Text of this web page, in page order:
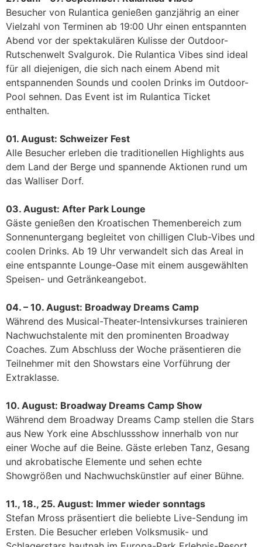
Besucher von Rulantica genießen ganzjährig an einer
Vielzahl von Terminen ab 19:00 Uhr einen entspannten
Abend vor der spektakulären Kulisse der Outdoor-
Rutschenwelt Svalgurok. Die Rulantica Vibes sind ideal
für all diejenigen, die sich nach einem Abend mit
entspannenden Sounds und coolen Drinks im Outdoor-
Pool sehnen. Das Event ist im Rulantica Ticket
enthalten.
01. August: Schweizer Fest
Alle Besucher erleben die traditionellen Highlights aus
dem Land der Berge und spannende Aktionen rund um
das Walliser Dorf.
03. August: After Park Lounge
Gäste genießen den Kroatischen Themenbereich zum
Sonnenuntergang begleitet von chilligen Club-Vibes und
coolen Drinks. Ab 19 Uhr verwandelt sich das Areal in
eine entspannte Lounge-Oase mit einem ausgewählten
Speisen- und Getränkeangebot.
04. – 10. August: Broadway Dreams Camp
Während des Musical-Theater-Intensivkurses trainieren
Nachwuchstalente mit den prominenten Broadway
Coaches. Zum Abschluss der Woche präsentieren die
Teilnehmer mit den Showstars eine Vorführung der
Extraklasse.
10. August: Broadway Dreams Camp Show
Während dem Broadway Dreams Camp stellen die Stars
aus New York eine Abschlussshow innerhalb von nur
einer Woche auf die Beine. Gäste erleben Tanz, Gesang
und akrobatische Elemente und sehen echte
Showgrößen und Nachwuchskünstler auf einer Bühne.
11., 18., 25. August: Immer wieder sonntags
Stefan Mross präsentiert die beliebte Live-Sendung im
Ersten. Die Besucher erleben Volksmusik- und